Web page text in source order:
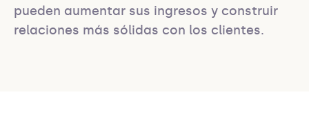
pueden aumentar sus ingresos y construir
relaciones más sólidas con los clientes.